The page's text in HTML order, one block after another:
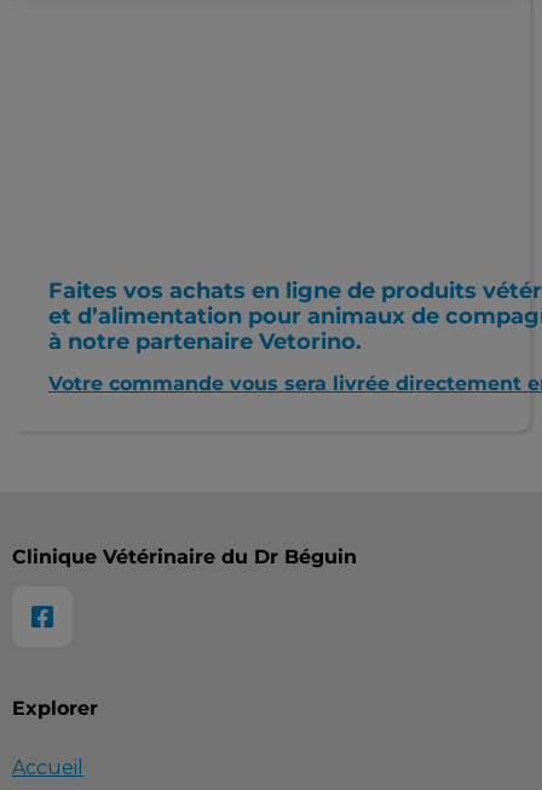
Faites vos achats en ligne de produits
et d’alimentation pour animaux de
à notre partenaire Vetorino.
Votre commande vous sera livrée directement
Explorer
Accueil
Clinique Vétérinaire du Dr Béguin